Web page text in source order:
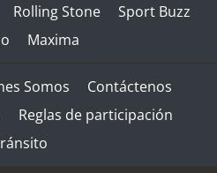
Rolling Stone
Sport Buzz
Maxima
Somos
Contáctenos
Reglas de participación